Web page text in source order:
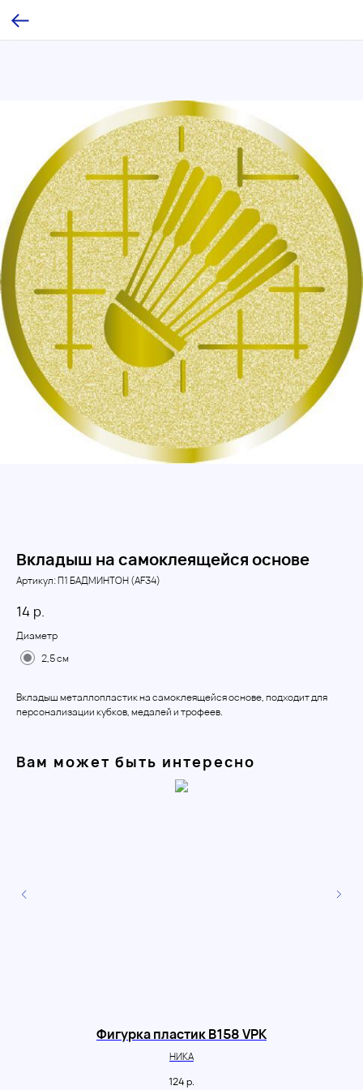
Вкладыш на самоклеящейся основе
Артикул:П1 БАДМИНТОН (АF34)
14 р.
Диаметр
2,5 см
Вкладыш металлопластик на самоклеящейся основе, подходит для
персонализации кубков, медалей и трофеев.
Вам может быть интересно
Фигурка пластик B158 VPK
НИКА
124р.